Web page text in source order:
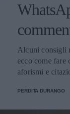
Alcuni consigli
ecco come
aforismi e
PERDITA DURANGO